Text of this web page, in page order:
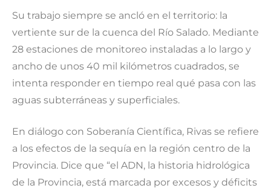
Su trabajo siempre se ancló en el territorio: la
vertiente sur de la cuenca del Río Salado. Mediante
28 estaciones de monitoreo instaladas a lo largo y
ancho de unos 40 mil kilómetros cuadrados, se
intenta responder en tiempo real qué pasa con las
aguas subterráneas y superficiales.
En diálogo con Soberanía Científica, Rivas se refiere
a los efectos de la sequía en la región centro de la
Provincia. Dice que “el ADN, la historia hidrológica
de la Provincia, está marcada por excesos y déficits